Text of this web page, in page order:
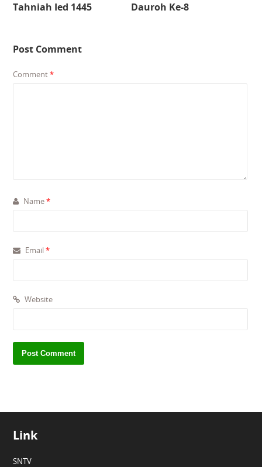
Tahniah Ied 1445 Dauroh Ke-8
Post Comment
Comment*
Name*
Email*
Website
Link
SNTV